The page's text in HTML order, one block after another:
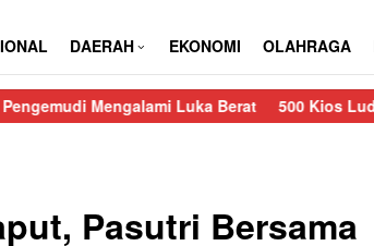
DAERAH EKONOMI OLAHRAGA
Luka Berat 500 Kios Ludes, Polres
Pasutri Bersama